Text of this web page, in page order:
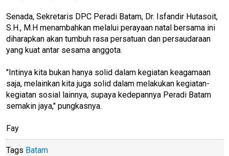
Senada, Sekretaris DPC Peradi Batam, Dr. Isfandir Hutasoit,
S.H., M.H menambahkan melalui perayaan natal bersama ini
diharapkan akan tumbuh rasa persatuan dan persaudaraan
yang kuat antar sesama anggota.
"Intinya kita bukan hanya solid dalam kegiatan keagamaan
saja, melainkan kita juga solid dalam melakukan kegiatan-
kegiatan sosial lainnya, supaya kedepannya Peradi Batam
semakin jaya," pungkasnya.
Fay
Tags Batam